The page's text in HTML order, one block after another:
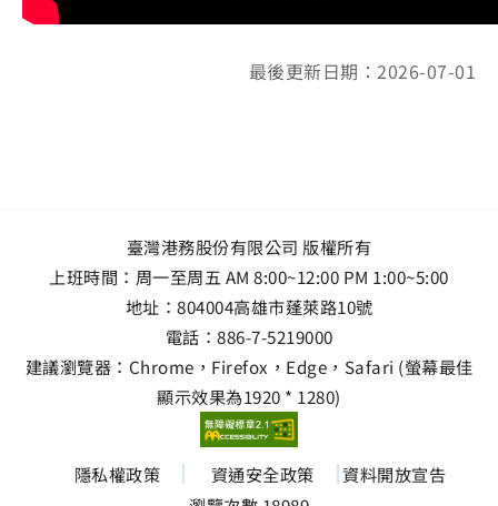
最後更新日期：2026-07-01
臺灣港務股份有限公司 版權所有
上班時間：周一至周五 AM 8:00~12:00 PM 1:00~5:00
地址： 804004高雄市蓬萊路10號
電話： 886-7-5219000
建議瀏覽器：Chrome，Firefox，Edge，Safari (螢幕最佳
顯示效果為1920 * 1280)
隱私權政策 資通安全政策
資料開放宣告